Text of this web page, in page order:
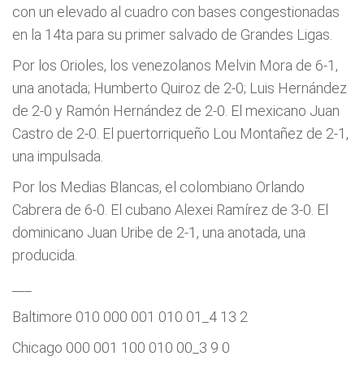
con un elevado al cuadro con bases congestionadas
en la 14ta para su primer salvado de Grandes Ligas.
Por los Orioles, los venezolanos Melvin Mora de 6-1,
una anotada; Humberto Quiroz de 2-0; Luis Hernández
de 2-0 y Ramón Hernández de 2-0. El mexicano Juan
Castro de 2-0. El puertorriqueño Lou Montañez de 2-1,
una impulsada.
Por los Medias Blancas, el colombiano Orlando
Cabrera de 6-0. El cubano Alexei Ramí­rez de 3-0. El
dominicano Juan Uribe de 2-1, una anotada, una
producida.
Baltimore 010 000 001 010 01_4 13 2
Chicago 000 001 100 010 00_3 9 0